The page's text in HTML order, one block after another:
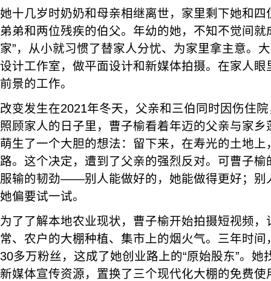
她十几岁时奶奶和母亲相继离世，家里剩下她和
弟弟和两位残疾的伯父。年幼的她，不知不觉间就
家”，从小就习惯了替家人分忧、为家里拿主意。
设计工作室，做平面设计和新媒体拍摄。在家人
前景的工作。
改变发生在2021年冬天，父亲和三伯同时因伤住
照顾家人的日子里，曹子榆看着年迈的父亲与家
萌生了一个大胆的想法：留下来，在寿光的土地
路。这个决定，遭到了父亲的强烈反对。可曹子
服输的韧劲——别人能做好的，她能做得更好；别
她偏要试一试。
为了了解本地农业现状，曹子榆开始拍摄短视频，
常、农户的大棚种植、集市上的烟火气。三年时
30多万粉丝，这成了她创业路上的“原始股东”。她
新媒体宣传资源，置换了三个现代化大棚的免费